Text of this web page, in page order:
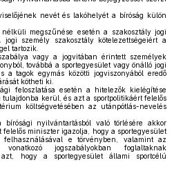
nevét és lakóhelyét a bíróság külön
megszűnése esetén a szakosztály jogi
személy szakosztály kötelezettségeiért a
tartozik.
vagy a jogvitában érintett személyek
továbbá a sportegyesület vagy önálló jogi
a tagok egymás közötti jogviszonyából eredő
kötheti ki.
feloszlatása esetén a hitelezők kielégítése
kerül, és azt a sportpolitikáért felelős
költségvetésében az utánpótlás-nevelés
bírósági nyilvántartásból való törlésére akkor
felelős miniszter igazolja, hogy a sportegyesület
felhasználásával e törvényben, valamint az
vonatkozó jogszabályokban foglaltaknak
hogy a sportegyesület állami sportcélú